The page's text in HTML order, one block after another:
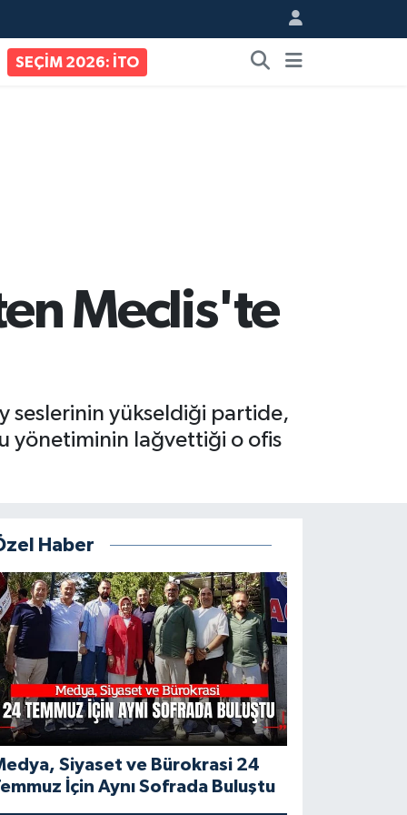
SEÇİM 2026: İTO
Meclis'te
seslerinin yükseldiği partide,
yönetiminin lağvettiği o ofis
Haber
Siyaset ve Bürokrasi 24
İçin Aynı Sofrada Buluştu